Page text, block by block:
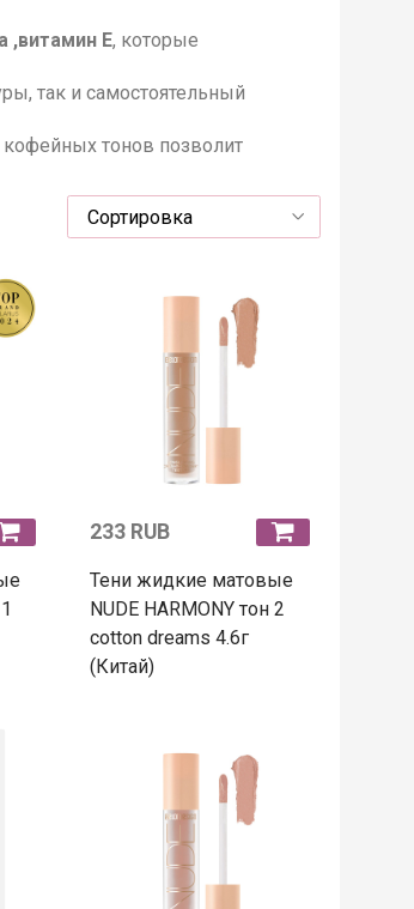
,витамин Е, которые
так и самостоятельный
тонов позволит
233 RUB
Тени жидкие матовые
NUDE HARMONY тон 2
cotton dreams 4.6г
(Китай)